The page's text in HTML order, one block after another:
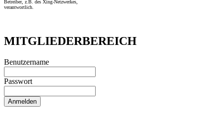
Betreiber, z.B. des Xing-Netzwerkes,
verantwortlich.
MITGLIEDERBEREICH
Benutzername
Passwort